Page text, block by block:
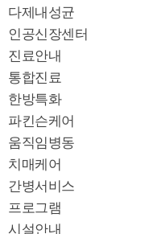
다제내성균
인공신장센터
진료안내
통합진료
한방특화
파킨슨케어
움직임병동
치매케어
간병서비스
프로그램
시설안내